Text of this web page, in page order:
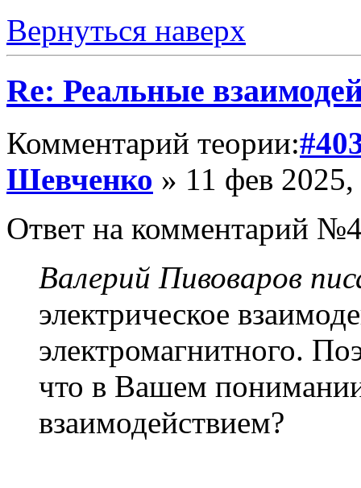
Вернуться наверх
Re: Реальные
Комментарий теории:
Шевченко » 11 фев
Ответ на комментарий
Валерий Пивоваров
электрическое
электромагнитного.
что в Вашем
взаимодействием?